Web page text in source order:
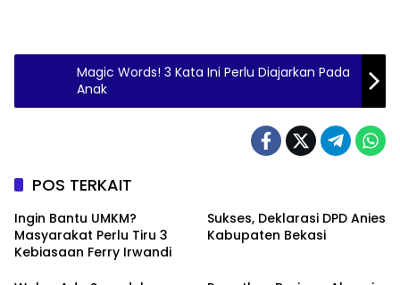
Magic Words! 3 Kata Ini Perlu Diajarkan Pada
Anak
POS TERKAIT
Ingin Bantu UMKM?
Masyarakat Perlu Tiru 3
Kebiasaan Ferry Irwandi
Sukses, Deklarasi DPD Anies
Kabupaten Bekasi